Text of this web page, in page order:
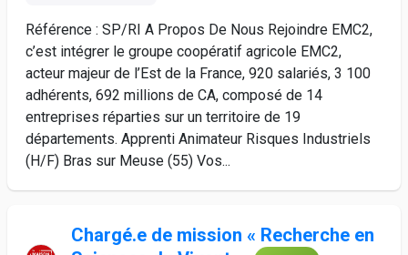
Référence : SP/RI A Propos De Nous Rejoindre EMC2,
c’est intégrer le groupe coopératif agricole EMC2,
acteur majeur de l’Est de la France, 920 salariés, 3 100
adhérents, 692 millions de CA, composé de 14
entreprises réparties sur un territoire de 19
départements. Apprenti Animateur Risques Industriels
(H/F) Bras sur Meuse (55) Vos...
Chargé.e de mission « Recherche en